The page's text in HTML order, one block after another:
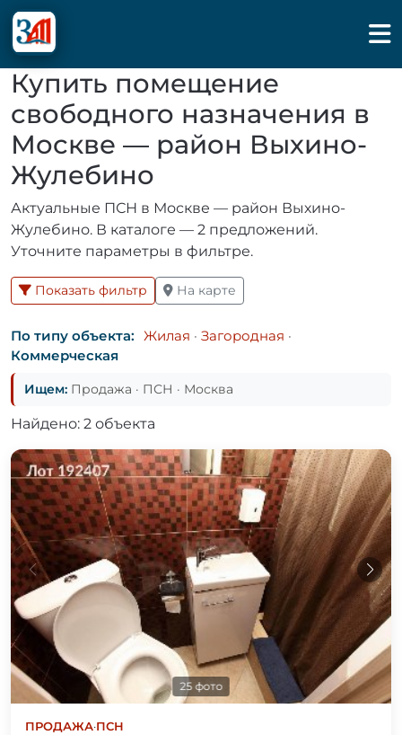
Купить помещение
свободного назначения в
Москве — район Выхино-
Жулебино
Актуальные ПСН в Москве — район Выхино-
Жулебино. В каталоге — 2 предложений.
Уточните параметры в фильтре.
Показать фильтр На карте
По типу объекта: Жилая · Загородная ·
Коммерческая
Ищем: Продажа · ПСН · Москва
Найдено: 2 объекта
25 фото
ПРОДАЖА·ПСН